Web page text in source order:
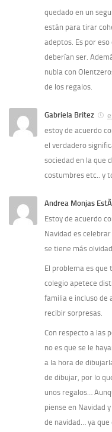
quedado en un
están para tirar
adeptos. Es por
deberí­an ser.
nubla con
de los regalos.
Gabriela Britez
estoy de acuerdo
el verdadero
sociedad en la que
costumbres etc.. y
Andrea Monjas
Estoy de acuerdo
Navidad es
se tiene más
El problema es
colegio apetece
familia e incluso de
recibir sorpresas.
Con respecto a las
no es que se le
a la hora de
de dibujar, por lo
unos regalos…
piense en Navidad
de navidad… ya